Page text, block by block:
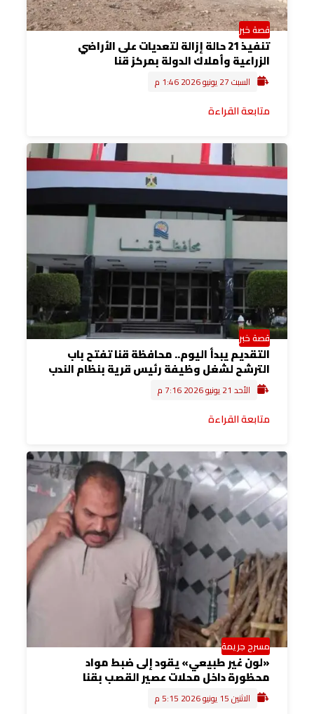
قصة خبر
تنفيذ 21 حالة إزالة لتعديات على الأراضي
الزراعية وأملاك الدولة بمركز قنا
السبت 27 يونيو 2026 1:46 م
متابعة القراءة
قصة خبر
التقديم يبدأ اليوم.. محافظة قنا تفتح باب
الترشح لشغل وظيفة رئيس قرية بنظام الندب
الأحد 21 يونيو 2026 7:16 م
متابعة القراءة
مسرح جريمة
«لون غير طبيعي» يقود إلى ضبط مواد
محظورة داخل محلات عصير القصب بقنا
الاثنين 15 يونيو 2026 5:15 م